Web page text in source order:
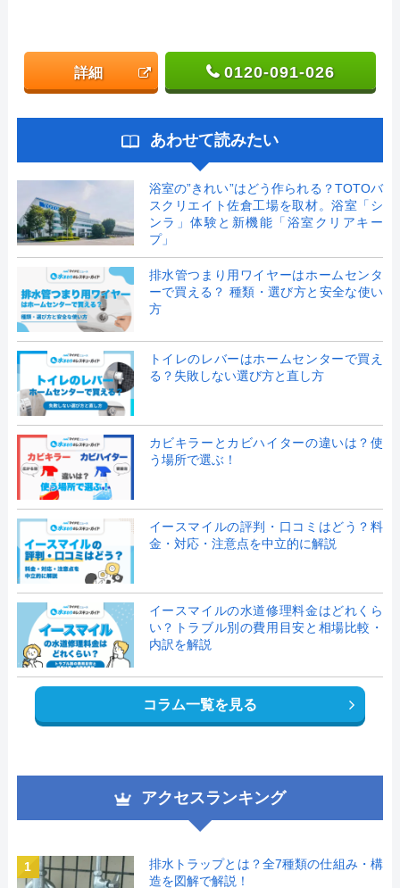
詳細 0120-091-026
あわせて読みたい
浴室の”きれい”はどう作られる？TOTOバ
スクリエイト佐倉工場を取材。浴室「シ
ンラ」体験と新機能「浴室クリアキー
プ」
排水管つまり用ワイヤーはホームセンタ
ーで買える？ 種類・選び方と安全な使い
方
トイレのレバーはホームセンターで買え
る？失敗しない選び方と直し方
カビキラーとカビハイターの違いは？使
う場所で選ぶ！
イースマイルの評判・口コミはどう？料
金・対応・注意点を中立的に解説
イースマイルの水道修理料金はどれくら
い？トラブル別の費用目安と相場比較・
内訳を解説
コラム一覧を見る
アクセスランキング
1
排水トラップとは？全7種類の仕組み・構
造を図解で解説！